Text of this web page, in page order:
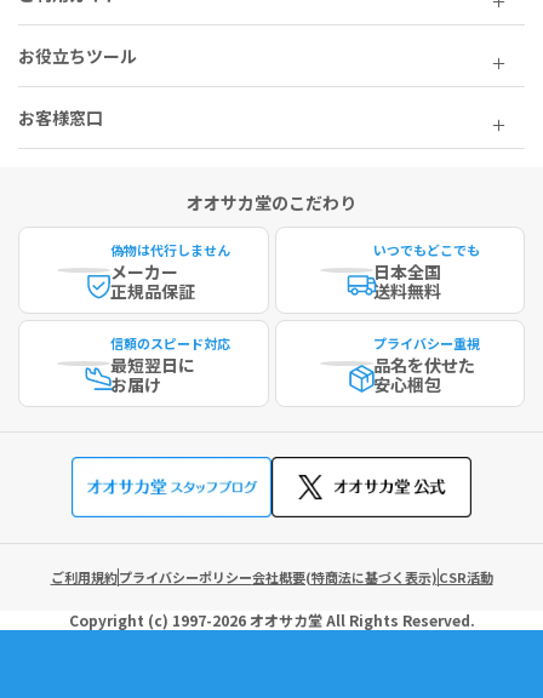
お役立ちツール
お客様窓口
オオサカ堂のこだわり
偽物は代行しません
メーカー
正規品保証
いつでもどこでも
日本全国
送料無料
信頼のスピード対応
最短翌日に
お届け
プライバシー重視
品名を伏せた
安心梱包
ご利用規約プライバシーポリシー会社概要(特商法に基づく表示)CSR活動
Copyright (c) 1997-2026 オオサカ堂All Rights Reserved.